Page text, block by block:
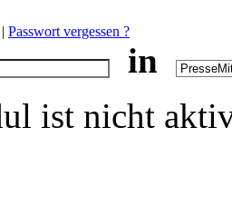
| Passwort vergessen ?
in
ist nicht